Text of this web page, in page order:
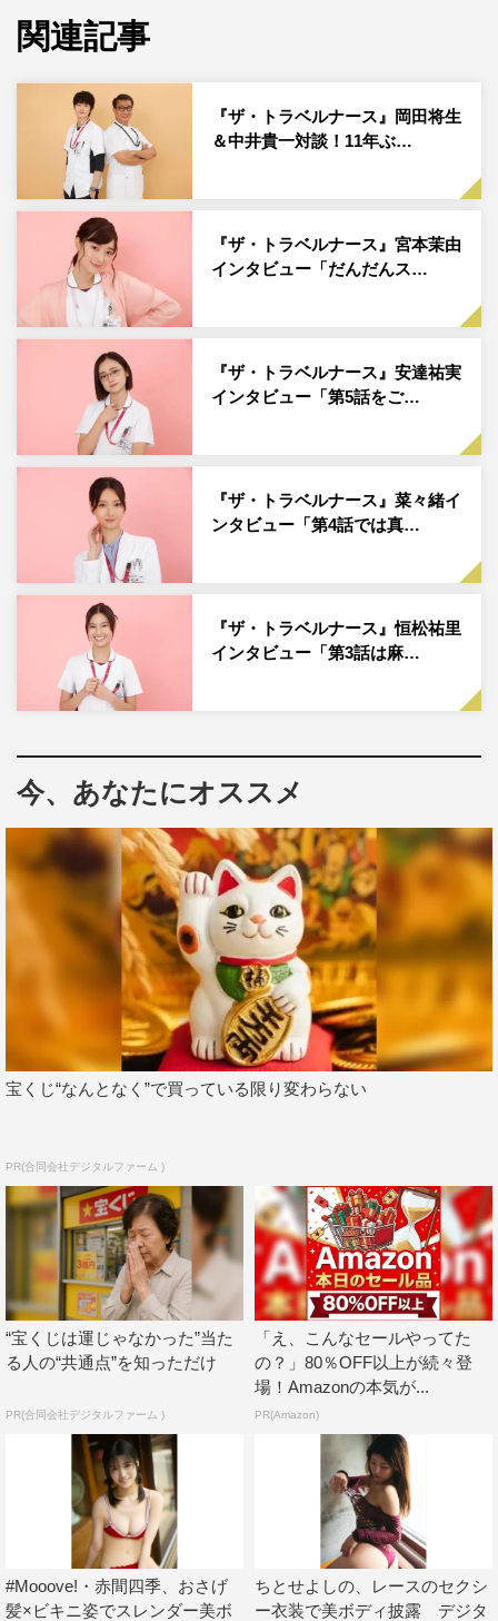
関連記事
『ザ・トラベルナース』岡田将生
＆中井貴一対談！11年ぶ…
『ザ・トラベルナース』宮本茉由
インタビュー「だんだんス…
『ザ・トラベルナース』安達祐実
インタビュー「第5話をご…
『ザ・トラベルナース』菜々緒イ
ンタビュー「第4話では真…
『ザ・トラベルナース』恒松祐里
インタビュー「第3話は麻…
今、あなたにオススメ
宝くじ“なんとなく”で買っている限り変わらない
PR(合同会社デジタルファーム )
“宝くじは運じゃなかった”当た
る人の“共通点”を知っただけ
PR(合同会社デジタルファーム )
「え、こんなセールやってた
の？」80％OFF以上が続々登
場！Amazonの本気が...
PR(Amazon)
#Mooove!・赤間四季、おさげ
髪×ビキニ姿でスレンダー美ボ
ちとせよしの、レースのセクシ
ー衣装で美ボディ披露 デジタ